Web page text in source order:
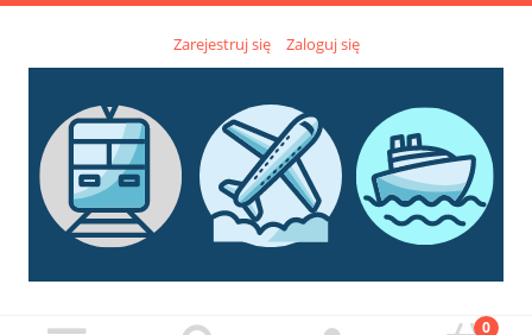
Zarejestruj się Zaloguj się